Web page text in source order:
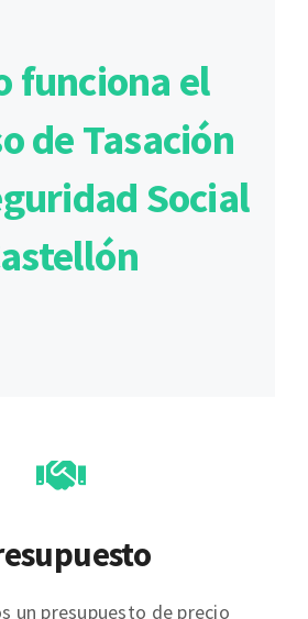
funciona el
de Tasación
Social
un presupuesto de precio